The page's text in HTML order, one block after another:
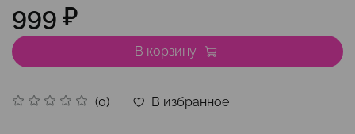
(0) В избранное
999 ₽
В корзину